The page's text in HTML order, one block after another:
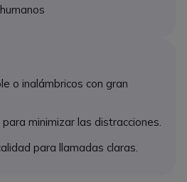
o inalámbricos con gran
minimizar las distracciones.
para llamadas claras.